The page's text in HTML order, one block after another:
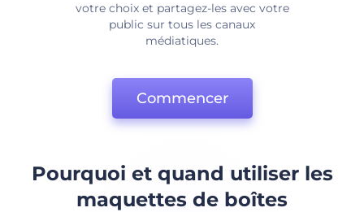
votre choix et partagez-les avec votre
public sur tous les canaux
médiatiques.
Commencer
Pourquoi et quand utiliser les
maquettes de boîtes